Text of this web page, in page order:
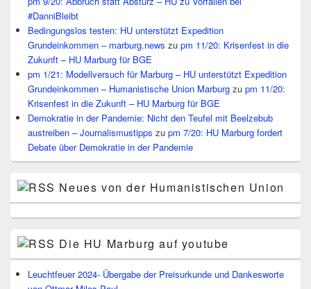
#DanniBleibt
Bedingungslos testen: HU unterstützt Expedition
Grundeinkommen – marburg.news zu pm 11/20: Krisenfest in die
Zukunft – HU Marburg für BGE
pm 1/21: Modellversuch für Marburg – HU unterstützt Expedition
Grundeinkommen – Humanistische Union Marburg zu pm 11/20:
Krisenfest in die Zukunft – HU Marburg für BGE
Demokratie in der Pandemie: Nicht den Teufel mit Beelzebub
austreiben – Journalismustipps zu pm 7/20: HU Marburg fordert
Debate über Demokratie in der Pandemie
Neues von der Humanistischen Union
Die HU Marburg auf youtube
Leuchtfeuer 2024- Übergabe der Preisurkunde und Dankesworte